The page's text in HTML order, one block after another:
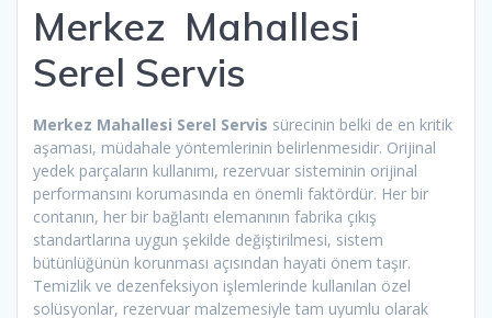
Merkez Mahallesi
Serel Servis
Merkez Mahallesi Serel Servis sürecinin belki de en kritik
aşaması, müdahale yöntemlerinin belirlenmesidir. Orijinal
yedek parçaların kullanımı, rezervuar sisteminin orijinal
performansını korumasında en önemli faktördür. Her bir
contanın, her bir bağlantı elemanının fabrika çıkış
standartlarına uygun şekilde değiştirilmesi, sistem
bütünlüğünün korunması açısından hayati önem taşır.
Temizlik ve dezenfeksiyon işlemlerinde kullanılan özel
solüsyonlar, rezervuar malzemesiyle tam uyumlu olarak